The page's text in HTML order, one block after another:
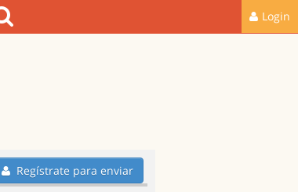
Login
Regístrate para enviar